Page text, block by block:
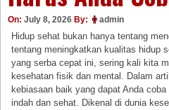
On: July 8, 2026 By: admin
Hidup sehat bukan hanya tentang
tentang meningkatkan kualitas hidup
yang serba cepat ini, sering kali kita
kesehatan fisik dan mental. Dalam
kebiasaan baik yang dapat Anda
indah dan sehat. Dikenal di dunia